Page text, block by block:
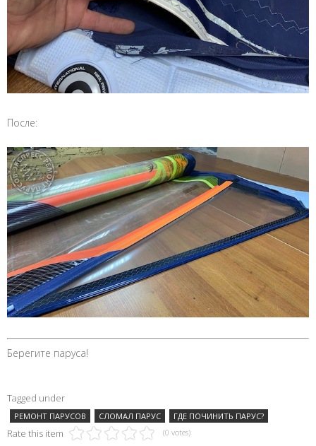
После:
Берегите паруса!
Tagged under
РЕМОНТ ПАРУСОВ СЛОМАЛ ПАРУС ГДЕ ПОЧИНИТЬ ПАРУС?
Rate this item (0 votes)